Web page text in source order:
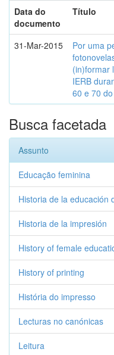
Data do
documento
Título
31-Mar-2015
Por uma
(in)formar
IERB
60 e 70
Busca facetada
Assunto
Educação feminina
Historia de la educación
Historia de la impresión
History of female
History of printing
História do impresso
Lecturas no canónicas
Leitura